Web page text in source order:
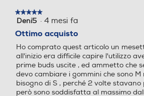
suono che ti
da ogni
Lasciati avvolgere da suoni profondi che si
360 offre un'esperienza di ascolto incredibilmente
confini del tuo spazio, con un audio surround
carica d'intensità e acquisterà un
5
su
stelle.
Deni5 ·
Ottimo acquisto
Ho comprato quest articolo un
all'inizio era difficile capire l'utilizzo
prime buds uscite , ed ammetto che
devo cambiare i gommini che sono M
bisogno di S , perché 2 volte stavano
però sono soddisfatta al massimo
esperienza!